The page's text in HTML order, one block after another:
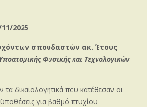
2025
σπουδαστών ακ. Έτους
Φυσικής και Τεχνολογικών
τα δικαιολογητικά που κατέθεσαν οι
για βαθμό πτυχίου